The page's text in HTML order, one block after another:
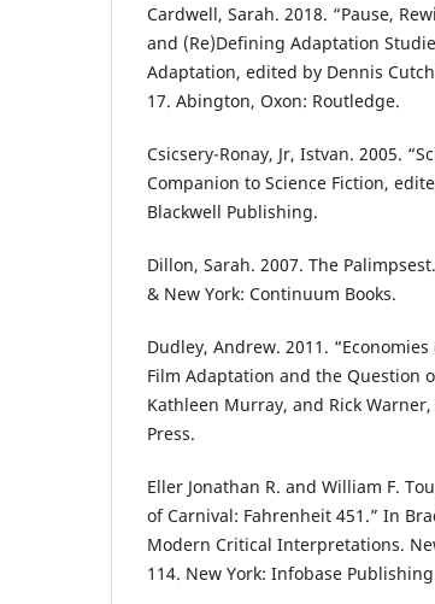
Cardwell, Sarah. 2018. “Pause,
and (Re)Defining Adaptation
Adaptation, edited by Dennis
17. Abington, Oxon: Routledge.
Csicsery-Ronay, Jr, Istvan. 2005.
Companion to Science Fiction,
Blackwell Publishing.
Dillon, Sarah. 2007. The
& New York: Continuum Books.
Dudley, Andrew. 2011.
Film Adaptation and the Question
Kathleen Murray, and Rick
Press.
Eller Jonathan R. and William F.
of Carnival: Fahrenheit 451.” In
Modern Critical Interpretations.
114. New York: Infobase